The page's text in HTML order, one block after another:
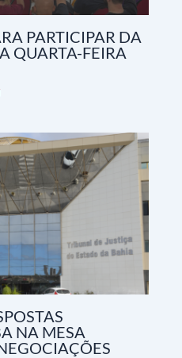
PARTICIPAR DA
QUARTA-FEIRA
NA MESA